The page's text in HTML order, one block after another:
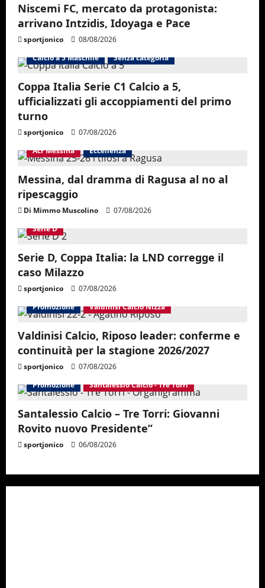
Niscemi FC, mercato da protagonista:
arrivano Intzidis, Idoyaga e Pace
sportjonico
08/08/2026
Calcio a 5 Maschile
Senza categoria
Coppa Italia Serie C1 Calcio a 5,
ufficializzati gli accoppiamenti del primo
turno
sportjonico
07/08/2026
Acr Messina
Eccellenza
Messina, dal dramma di Ragusa al no al
ripescaggio
Di Mimmo Muscolino
07/08/2026
Serie D
Serie D, Coppa Italia: la LND corregge il
caso Milazzo
sportjonico
07/08/2026
Promozione
Valdinisi Calcio Nizza
Valdinisi Calcio, Riposo leader: conferme e
continuità per la stagione 2026/2027
sportjonico
07/08/2026
Promozione
Santalessio Calcio - Tre Torri
Santalessio Calcio – Tre Torri: Giovanni
Rovito nuovo Presidente”
sportjonico 06/08/2026